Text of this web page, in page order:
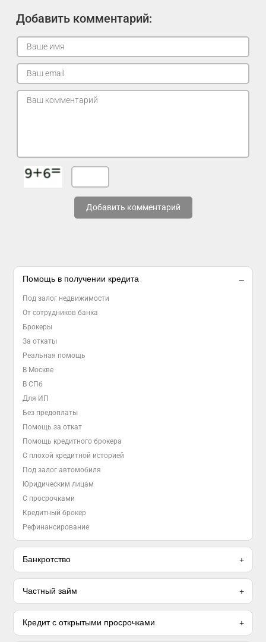
Добавить комментарий:
Добавить комментарий
Помощь в получении кредита
Под залог недвижимости
От сотрудников банка
Брокеры
За откаты
Реальная помощь
В Москве
В СПб
Для ИП
Без предоплаты
Помощь за откат
Помощь кредитного брокера
С плохой кредитной историей
Под залог автомобиля
Юридическим лицам
С просрочками
Кредитный брокер
Рефинансирование
Банкротство
Частный займ
Кредит с открытыми просрочками